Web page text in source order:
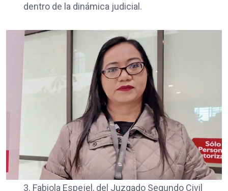
dentro de la dinámica judicial.
3. Fabiola Espejel, del Juzgado Segundo Civil